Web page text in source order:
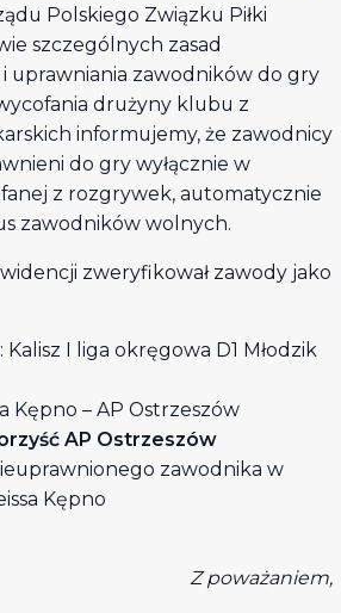
Polskiego Związku Piłki
szczególnych zasad
uprawniania zawodników do gry
drużyny klubu z
informujemy, że zawodnicy
do gry wyłącznie w
z rozgrywek, automatycznie
zawodników wolnych.
zweryfikował zawody jako
I liga okręgowa D1 Młodzik
Kępno – AP Ostrzeszów
AP Ostrzeszów
zawodnika w
Kępno
Z poważaniem,